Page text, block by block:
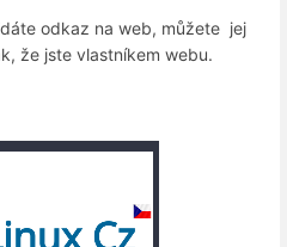
odkaz na web, můžete jej
že jste vlastníkem webu.